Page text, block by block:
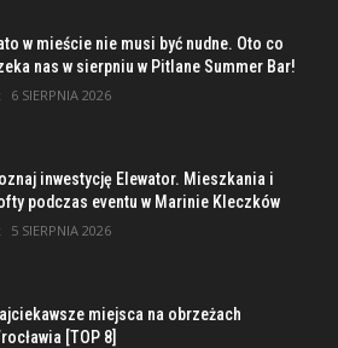
w mieście nie musi być nudne. Oto co
nas w sierpniu w Pitlane Summer Bar!
6 SIERPNIA 2026
inwestycję Elewator. Mieszkania i
podczas eventu w Marinie Kleczków
5 SIERPNIA 2026
miejsca na obrzeżach
[TOP 8]